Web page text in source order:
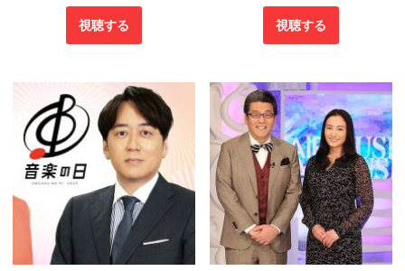
視聴する 視聴する